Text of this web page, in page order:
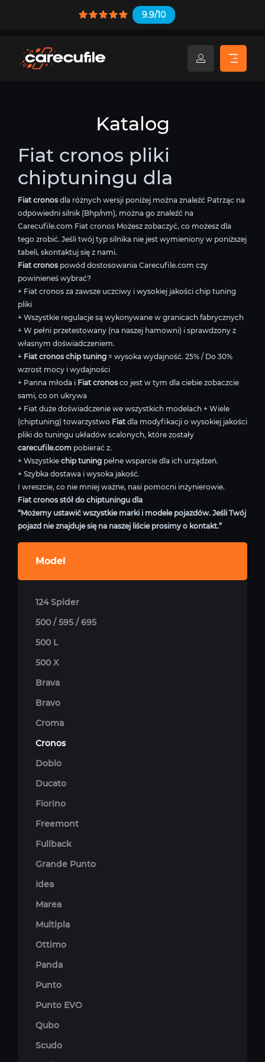
9.9/10
Katalog
Fiat cronos pliki
chiptuningu dla
Fiat cronos dla różnych wersji poniżej można znaleźć Patrząc na
odpowiedni silnik (Bhp/nm), można go znaleźć na
Carecufile.com Fiat cronos Możesz zobaczyć, co możesz dla
tego zrobić. Jeśli twój typ silnika nie jest wymieniony w poniższej
tabeli, skontaktuj się z nami.
Fiat cronos powód dostosowania Carecufile.com czy
powinieneś wybrać?
+ Fiat cronos za zawsze uczciwy i wysokiej jakości chip tuning
pliki
+ Wszystkie regulacje są wykonywane w granicach fabrycznych
+ W pełni przetestowany (na naszej hamowni) i sprawdzony z
własnym doświadczeniem.
+ Fiat cronos chip tuning = wysoka wydajność. 25% / Do 30%
wzrost mocy i wydajności
+ Panna młoda i Fiat cronos co jest w tym dla ciebie zobaczcie
sami, co on ukrywa
+ Fiat duże doświadczenie we wszystkich modelach + Wiele
(chiptuning) towarzystwo Fiat dla modyfikacji o wysokiej jakości
pliki do tuningu układów scalonych, które zostały
carecufile.com pobierać z.
+ Wszystkie chip tuning pełne wsparcie dla ich urządzeń.
+ Szybka dostawa i wysoka jakość.
I wreszcie, co nie mniej ważne, nasi pomocni inżynierowie.
Fiat cronos stół do chiptuningu dla
“Możemy ustawić wszystkie marki i modele pojazdów. Jeśli Twój
pojazd nie znajduje się na naszej liście prosimy o kontakt.”
Model
124 Spider
500 / 595 / 695
500 L
500 X
Brava
Bravo
Croma
Cronos
Doblo
Ducato
Fiorino
Freemont
Fullback
Grande Punto
Idea
Marea
Multipla
Ottimo
Panda
Punto
Punto EVO
Qubo
Scudo